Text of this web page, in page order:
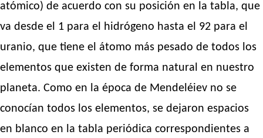
atómico) de acuerdo con su posición en la tabla, que
va desde el 1 para el hidrógeno hasta el 92 para el
uranio, que tiene el átomo más pesado de todos los
elementos que existen de forma natural en nuestro
planeta. Como en la época de Mendeléiev no se
conocían todos los elementos, se dejaron espacios
en blanco en la tabla periódica correspondientes a